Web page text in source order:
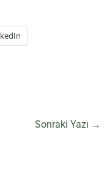
Sonraki Yazı →